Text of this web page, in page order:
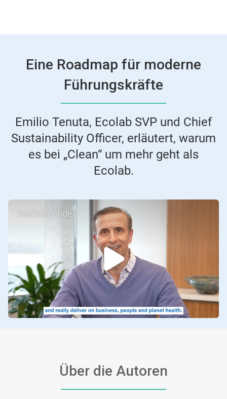
Eine Roadmap für moderne
Führungskräfte
Emilio Tenuta, Ecolab SVP und Chief
Sustainability Officer, erläutert, warum
es bei „Clean“ um mehr geht als
Ecolab.
YouTube-Video
Über die Autoren